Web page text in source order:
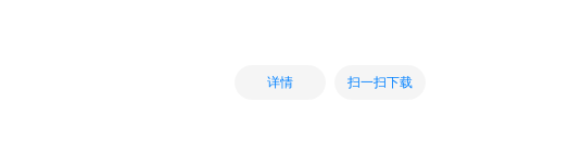
详情 扫一扫下载